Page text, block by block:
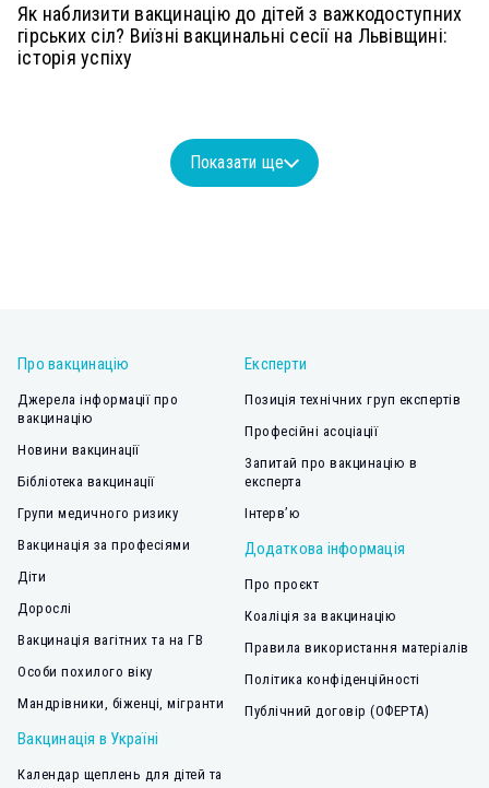
Як наблизити вакцинацію до дітей з важкодоступних
гірських сіл? Виїзні вакцинальні сесії на Львівщині:
історія успіху
Показати ще
Про вакцинацію
Джерела інформації про
вакцинацію
Новини вакцинації
Бібліотека вакцинації
Групи медичного ризику
Вакцинація за професіями
Діти
Дорослі
Вакцинація вагітних та на ГВ
Особи похилого віку
Мандрівники, біженці, мігранти
Вакцинація в Україні
Календар щеплень для дітей та
Експерти
Позиція технічних груп експертів
Професійні асоціації
Запитай про вакцинацію в
експерта
Інтерв’ю
Додаткова інформація
Про проєкт
Коаліція за вакцинацію
Правила використання матеріалів
Політика конфіденційності
Публічний договір (ОФЕРТА)